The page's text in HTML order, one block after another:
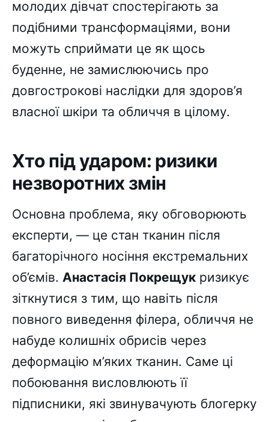
молодих дівчат спостерігають за
подібними трансформаціями, вони
можуть сприймати це як щось
буденне, не замислюючись про
довгострокові наслідки для здоров’я
власної шкіри та обличчя в цілому.
Хто під ударом: ризики
незворотних змін
Основна проблема, яку обговорюють
експерти, — це стан тканин після
багаторічного носіння екстремальних
об’ємів. Анастасія Покрещук ризикує
зіткнутися з тим, що навіть після
повного виведення філера, обличчя не
набуде колишніх обрисів через
деформацію м’яких тканин. Саме ці
побоювання висловлюють її
підписники, які звинувачують блогерку